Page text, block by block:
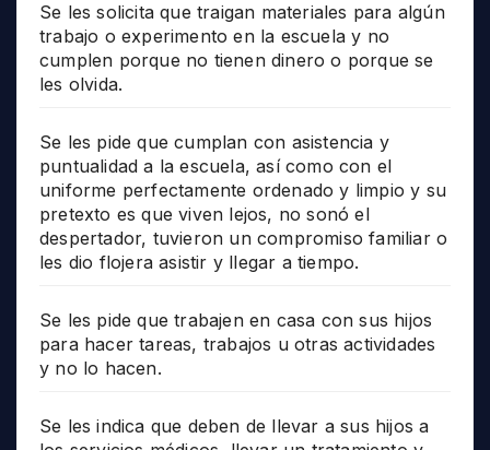
Se les solicita que traigan materiales para algún
trabajo o experimento en la escuela y no
cumplen porque no tienen dinero o porque se
les olvida.
Se les pide que cumplan con asistencia y
puntualidad a la escuela, así como con el
uniforme perfectamente ordenado y limpio y su
pretexto es que viven lejos, no sonó el
despertador, tuvieron un compromiso familiar o
les dio flojera asistir y llegar a tiempo.
Se les pide que trabajen en casa con sus hijos
para hacer tareas, trabajos u otras actividades
y no lo hacen.
Se les indica que deben de llevar a sus hijos a